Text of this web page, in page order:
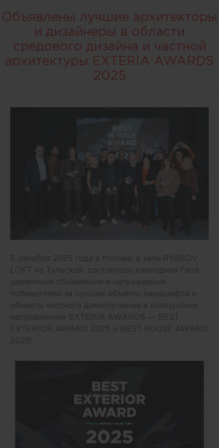
Объявлены лучшие архитекторы
и дизайнеры в области
средового дизайна и частной
архитектуры EXTERIA AWARDS
2025
5 декабря 2025 года в Москве, в зале RYABOV
LOFT на Тульской, состоялось ежегодная Гала-
церемония объявления и награждения
победителей за лучшие объекты ландшафта и
объекты частного домостроения в конкурсных
направлениях EXTERIA AWARDS — BEST
EXTERIOR AWARD 2025 и BEST HOUSE AWARD
2025!